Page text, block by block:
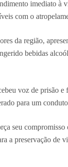
imediato à
com o
da região,
bebidas
voz de prisão
para um
seu compromisso
a preservação de